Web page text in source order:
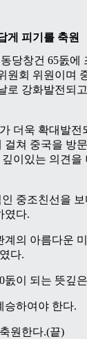
게 피기를 축원
당창건 65돐에
원회 위원이며
로 강화발전되
더욱 확대발
쳐 중국을 방
이있는 의견을
중조친선을
였다.
의 아름다운
다.
돐이 되는 뜻깊
승하여야 한다.
원한다.(끝)